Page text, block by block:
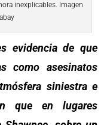
inexplicables. Imagen
evidencia de que
como asesinatos
siniestra e
que en lugares